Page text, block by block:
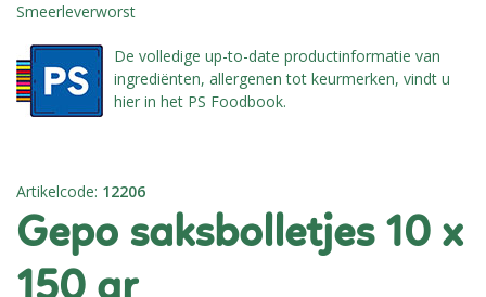
Smeerleverworst
De volledige up-to-date productinformatie van
ingrediënten, allergenen tot keurmerken, vindt u
hier in het PS Foodbook.
Artikelcode: 12206
gepo saksbolletjes 10 x